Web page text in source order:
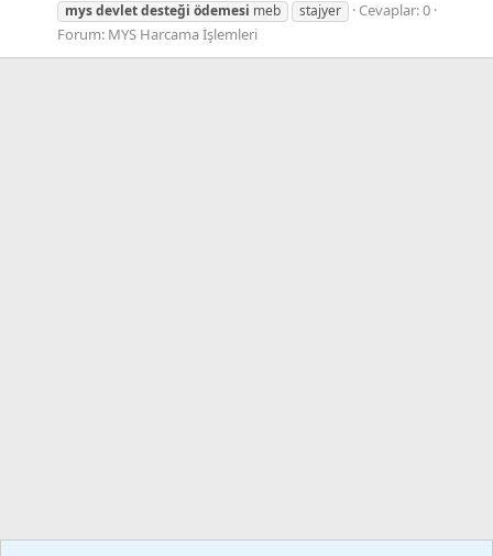
mysdevletdesteği ödemesi meb stajyer
Cevaplar: 0
Forum: MYS Harcama İşlemleri